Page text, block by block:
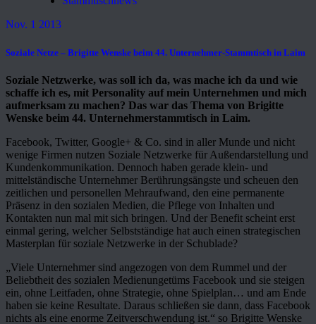
Nov. 1 2013
Soziale Netze – Brigitte Wenske beim 44. Unternehmer-Stammtisch in Laim
Soziale Netzwerke, was soll ich da, was mache ich da und wie
schaffe ich es, mit Personality auf mein Unternehmen und mich
aufmerksam zu machen? Das war das Thema von Brigitte
Wenske beim 44. Unternehmerstammtisch in Laim.
Facebook, Twitter, Google+ & Co. sind in aller Munde und nicht
wenige Firmen nutzen Soziale Netzwerke für Außendarstellung und
Kundenkommunikation. Dennoch haben gerade klein- und
mittelständische Unternehmer Berührungsängste und scheuen den
zeitlichen und personellen Mehraufwand, den eine permanente
Präsenz in den sozialen Medien, die Pflege von Inhalten und
Kontakten nun mal mit sich bringen. Und der Benefit scheint erst
einmal gering, welcher Selbstständige hat auch einen strategischen
Masterplan für soziale Netzwerke in der Schublade?
„Viele Unternehmer sind angezogen von dem Rummel und der
Beliebtheit des sozialen Medienungetüms Facebook und sie steigen
ein, ohne Leitfaden, ohne Strategie, ohne Spielplan… und am Ende
haben sie keine Resultate. Daraus schließen sie dann, dass Facebook
nichts als eine enorme Zeitverschwendung ist.“ so Brigitte Wenske